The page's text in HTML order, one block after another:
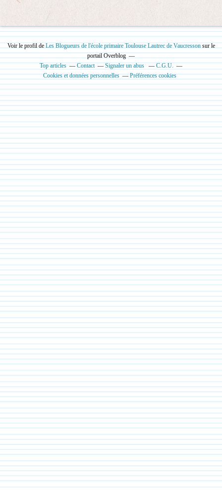
Voir le profil de Les Blogueurs de l'école primaire Toulouse Lautrec de Vaucressonsur le
portail Overblog
Top articles
Contact Signaler un abus
C.G.U.
Cookies et données personnelles
Préférences cookies